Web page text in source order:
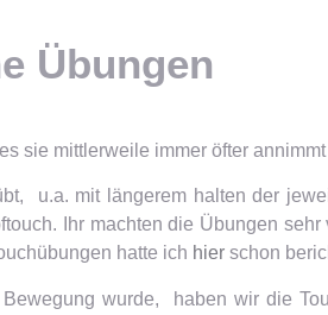
Übungen
sie mittlerweile immer öfter
u.a. mit längerem halten der
Ihr machten die Übungen
hatte ich hier schon
wurde, haben wir die